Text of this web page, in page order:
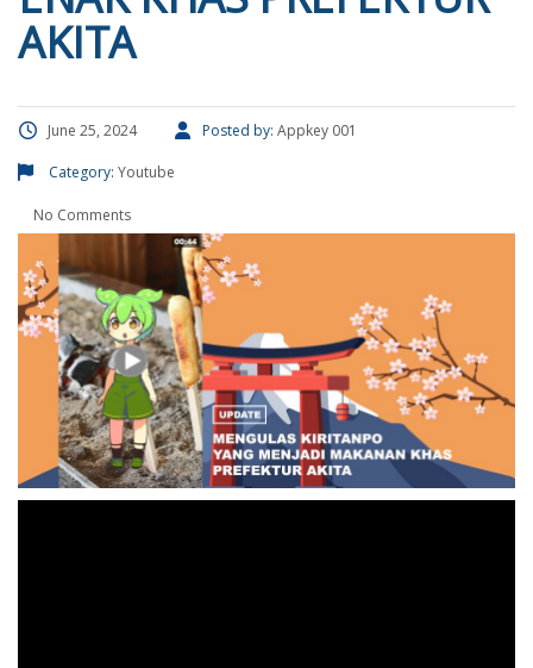
AKITA
June 25, 2024 Posted by: Appkey 001
Category: Youtube
No Comments